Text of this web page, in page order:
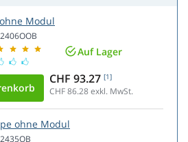
Modul
Auf Lager
CHF 93.27 [1]
CHF 86.28exkl. MwSt.
ohne Modul